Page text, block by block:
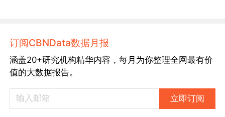
订阅CBNData数据月报
涵盖20+研究机构精华内容，每月为你整理全网最有价
值的大数据报告。
立即订阅